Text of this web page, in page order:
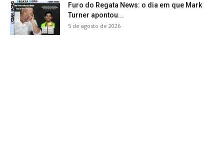
Furo do Regata News: o dia em que Mark
Turner apontou...
5 de agosto de 2026